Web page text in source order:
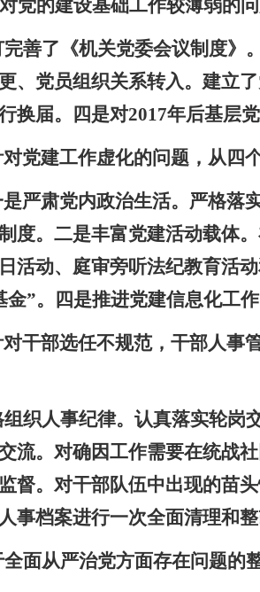
党的建设基础工作较薄弱的
善了 《机关党委会议制度》
、 党员组织关系转入。建立了
换届。 四是对2017年后基层
党建工作虚化的问题 ，从四
严肃党内政治生活。 严格落
度。二是丰富党建活动载体。
活动、 庭审旁听法纪教育活动
金”。 四是推进党建信息化工
干部选任不规范，干部人事
组织人事纪律。认真落实轮岗
流。 对确因工作需要在统战
督。对干部队伍中出现的苗
事档案进行一次全面清理和
全面从严治党方面存在问题的